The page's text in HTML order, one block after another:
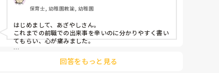
「出来てるじゃん」と視覚的にしか見てないんです。
だからもう物理的に「出来ません」を突きつけていかな
きゃいけないと思います。出来なくて良いんですよ。自
分以上に大切な存在なんて仕事上、あってはいけないん
です。
りくだった言い方する必要ないと思います。
願いして完成品を目の前で見せ「助かるわー！」と言
う一方で、保育中には作業や遊びの権限を奪い、子ど
もに触れさせない／関われない状況を作る
	•	毎日私の悪口を言い、それも事実を盛った内容
で周囲に誤解を与えて味方をつける（ミスがないよう
ダブルチェックをしても、当日急に違うと怒鳴られ、
ダブルチェック内容ではなく怒鳴った側の意見を周囲
保育士, 幼稚園教諭, 幼稚園
はじめまして、あざやしさん。
これまでの前職での出来事を辛いのに分かりやすく書い
てもらい、心が痛みました。
ここまであからさまな方がいるのは10年働いているな
かで、レアケースではないかと私は感じました。
回答をもっと見る